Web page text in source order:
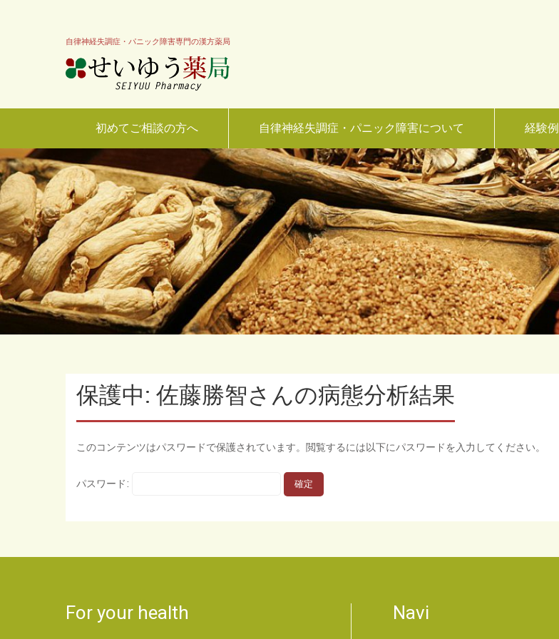
自律神経失調症・パニック障害専門の漢方薬局
初めてご相談の方へ 自律神経失調症・パニック障害について 経験例
保護中: 佐藤勝智さんの病態分析結果
このコンテンツはパスワードで保護されています。閲覧するには以下にパスワードを入力してください。
パスワード:
For your health Navi